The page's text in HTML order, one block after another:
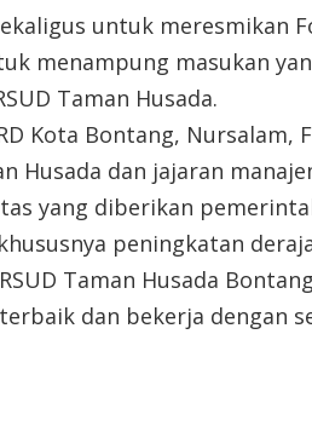
untuk meresmikan
menampung masukan
Taman Husada.
Kota Bontang, Nursalam,
Husada dan jajaran
yang diberikan
peningkatan
Taman Husada
dan bekerja dengan